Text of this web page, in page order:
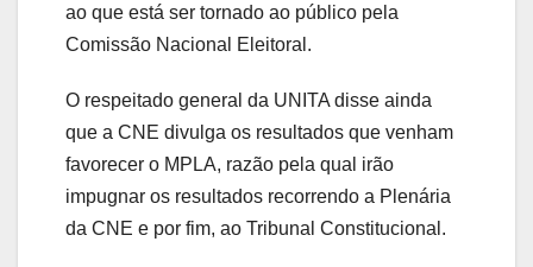
ao que está ser tornado ao público pela
Comissão Nacional Eleitoral.
O respeitado general da UNITA disse ainda
que a CNE divulga os resultados que venham
favorecer o MPLA, razão pela qual irão
impugnar os resultados recorrendo a Plenária
da CNE e por fim, ao Tribunal Constitucional.